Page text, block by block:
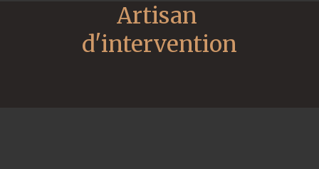
Artisan
d'intervention